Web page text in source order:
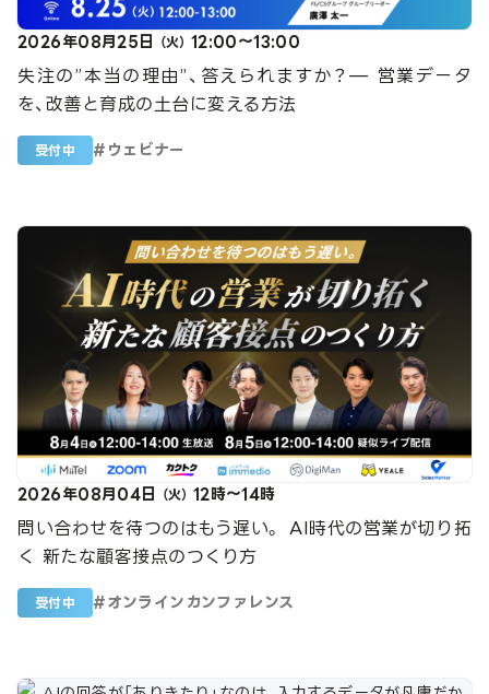
2026年08月25日 （火） 12:00～13:00
失注の”本当の理由”、答えられますか？— 営業データ
を、改善と育成の土台に変える方法
受付中 # ウェビナー
2026年08月04日 （火） 12時～14時
問い合わせを待つのはもう遅い。 AI時代の営業が切り拓
く 新たな顧客接点のつくり方
受付中 # オンラインカンファレンス